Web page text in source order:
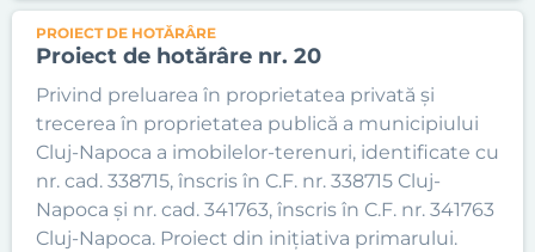
PROIECT DE HOTĂRÂRE
Proiect de hotărâre nr. 20
Privind preluarea în proprietatea privată și
trecerea în proprietatea publică a municipiului
Cluj-Napoca a imobilelor-terenuri, identificate cu
nr. cad. 338715, înscris în C.F. nr. 338715 Cluj-
Napoca și nr. cad. 341763, înscris în C.F. nr. 341763
Cluj-Napoca. Proiect din inițiativa primarului.